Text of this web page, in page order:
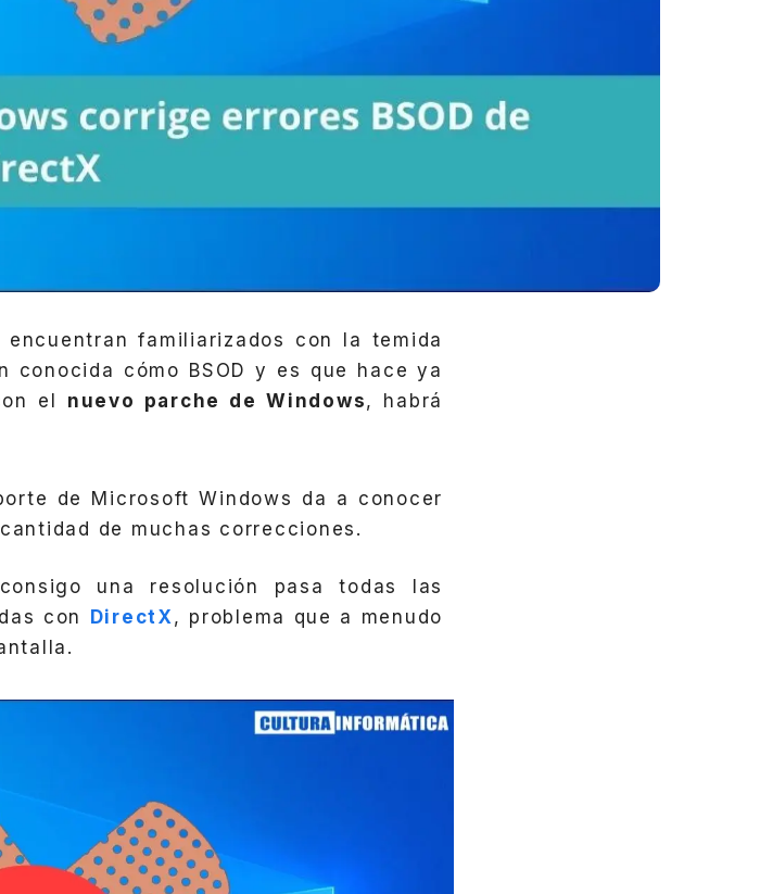
encuentran familiarizados con la temida
cómo BSOD y es que hace ya
el nuevo parche de Windows, habrá
de Microsoft Windows da a conocer
de muchas correcciones.
una resolución pasa todas las
con
DirectX, problema que a menudo